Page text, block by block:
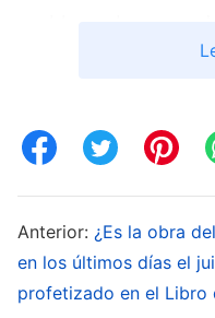
perdonados, y esto
viviendo en su viejo
del pasado. Así
completamente
corrupto para que
completamente
más, permitiendo,
Anterior: ¿Es la obra
en los últimos días el
profetizado en el Libro